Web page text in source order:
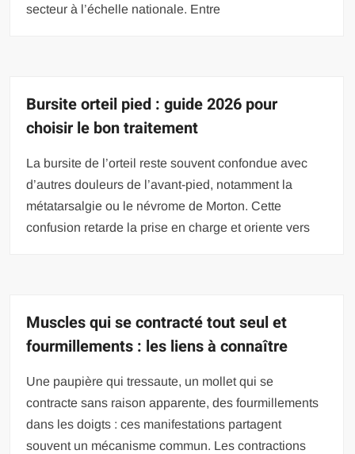
secteur à l’échelle nationale. Entre
Bursite orteil pied : guide 2026 pour
choisir le bon traitement
La bursite de l’orteil reste souvent confondue avec
d’autres douleurs de l’avant-pied, notamment la
métatarsalgie ou le névrome de Morton. Cette
confusion retarde la prise en charge et oriente vers
Muscles qui se contracté tout seul et
fourmillements : les liens à connaître
Une paupière qui tressaute, un mollet qui se
contracte sans raison apparente, des fourmillements
dans les doigts : ces manifestations partagent
souvent un mécanisme commun. Les contractions